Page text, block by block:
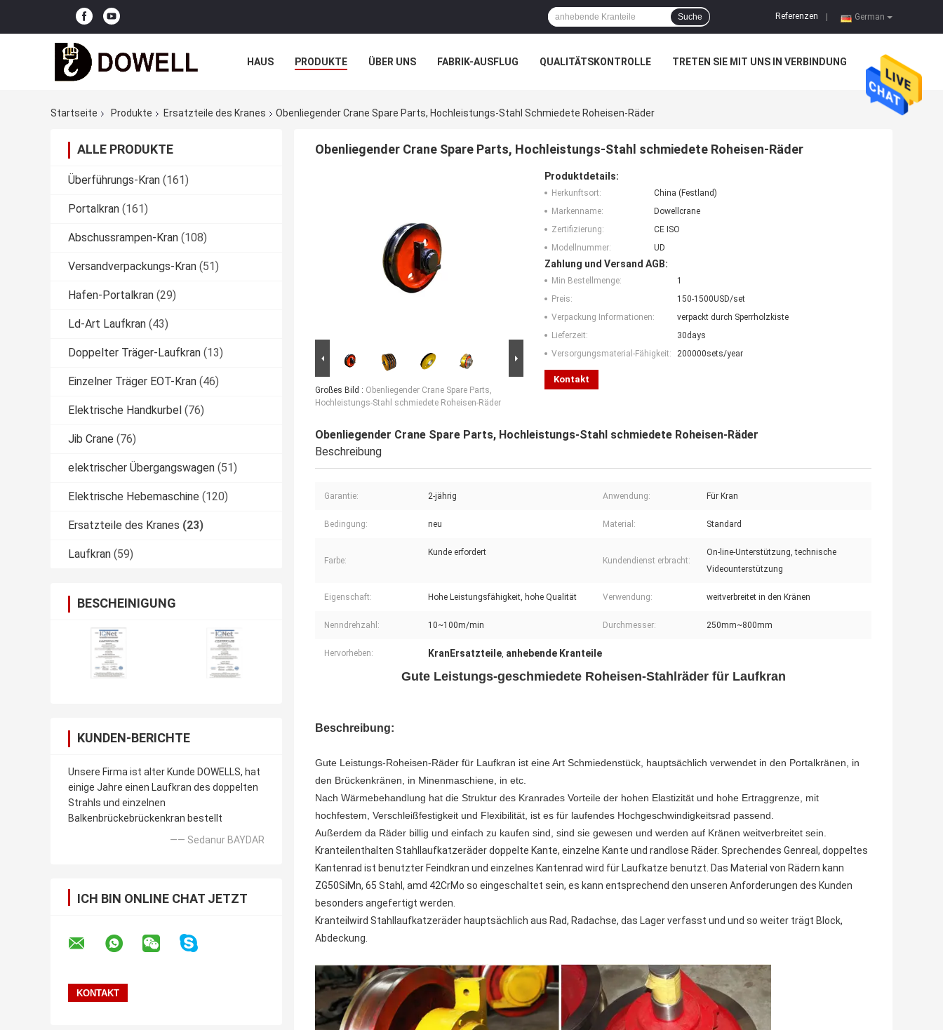
German
Referenzen
Suche
HAUS PRODUKTE ÜBER UNS FABRIK-AUSFLUG QUALITÄTSKONTROLLE TRETEN SIE MIT UNS IN VERBINDUNG
Startseite
Produkte Ersatzteile des Kranes Obenliegender Crane Spare Parts, Hochleistungs-Stahl Schmiedete Roheisen-Räder
ALLE PRODUKTE
Überführungs-Kran (161)
Portalkran (161)
Abschussrampen-Kran (108)
Versandverpackungs-Kran (51)
Hafen-Portalkran (29)
Ld-Art Laufkran (43)
Doppelter Träger-Laufkran (13)
Einzelner Träger EOT-Kran (46)
Elektrische Handkurbel (76)
Jib Crane (76)
elektrischer Übergangswagen (51)
Elektrische Hebemaschine (120)
Ersatzteile des Kranes (23)
Laufkran (59)
BESCHEINIGUNG
KUNDEN-BERICHTE
Unsere Firma ist alter Kunde DOWELLS, hat
einige Jahre einen Laufkran des doppelten
Strahls und einzelnen
Balkenbrückebrückenkran bestellt
—— Sedanur BAYDAR
ICH BIN ONLINE CHAT JETZT
Obenliegender Crane Spare Parts, Hochleistungs-Stahl schmiedete Roheisen-Räder
Großes Bild : Obenliegender Crane Spare Parts,
Hochleistungs-Stahl schmiedete Roheisen-Räder
Produktdetails:
Herkunftsort:
China (Festland)
Markenname:
Dowellcrane
Zertifizierung:
CE ISO
Modellnummer:
UD
Zahlung und Versand AGB:
Min Bestellmenge:
1
Preis:
150-1500USD/set
Verpackung Informationen:
verpackt durch Sperrholzkiste
Lieferzeit:
30days
Versorgungsmaterial-Fähigkeit:
200000sets/year
Kontakt
Obenliegender Crane Spare Parts, Hochleistungs-Stahl schmiedete Roheisen-Räder
Beschreibung
Garantie: 2-jährig Anwendung: Für Kran
Bedingung: neu Material: Standard
Farbe:
Kunde erfordert
Kundendienst erbracht:
On-line-Unterstützung, technische
Videounterstützung
Eigenschaft: Hohe Leistungsfähigkeit, hohe Qualität Verwendung: weitverbreitet in den Kränen
Nenndrehzahl: 10~100m/min Durchmesser: 250mm~800mm
Hervorheben: KranErsatzteile, anhebende Kranteile
Gute Leistungs-geschmiedete Roheisen-Stahlräder für Laufkran
Beschreibung:
Gute Leistungs-Roheisen-Räder für Laufkran ist eine Art Schmiedenstück, hauptsächlich verwendet in den Portalkränen, in
den Brückenkränen, in Minenmaschiene, in etc.
Nach Wärmebehandlung hat die Struktur des Kranrades Vorteile der hohen Elastizität und hohe Ertraggrenze, mit
hochfestem, Verschleißfestigkeit und Flexibilität, ist es für laufendes Hochgeschwindigkeitsrad passend.
Außerdem da Räder billig und einfach zu kaufen sind, sind sie gewesen und werden auf Kränen weitverbreitet sein.
Kranteilenthalten Stahllaufkatzeräder doppelte Kante, einzelne Kante und randlose Räder. Sprechendes Genreal, doppeltes
Kantenrad ist benutzter Feindkran und einzelnes Kantenrad wird für Laufkatze benutzt. Das Material von Rädern kann
ZG50SiMn, 65 Stahl, amd 42CrMo so eingeschaltet sein, es kann entsprechend den unseren Anforderungen des Kunden
besonders angefertigt werden.
Kranteilwird Stahllaufkatzeräder hauptsächlich aus Rad, Radachse, das Lager verfasst und und so weiter trägt Block,
Abdeckung.